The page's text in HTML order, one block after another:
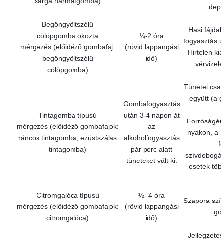
Begöngyöltszélű
cölöpgomba okozta
mérgezés (előidéző gombafaj:
begöngyöltszélű
cölöpgomba)
¼-2 óra
(rövid lappangási
idő)
Hasi
fogyasztás
Hirtelen
Tintagomba típusú
mérgezés (előidéző gombafajok:
ráncos tintagomba, ezüstszálas
tintagomba)
Gombafogyasztás
után 3-4 napon át
az
alkoholfogyasztás
pár perc alatt
tüneteket vált ki.
Tünetei
együtt (a
nyakon, a
esetek
Citromgalóca típusú
mérgezés (előidéző gombafajok:
citromgalóca)
½- 4 óra
(rövid lappangási
idő)
Szapora